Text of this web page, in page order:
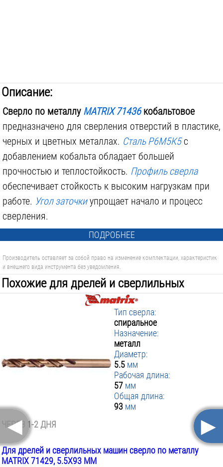
Описание:
Сверло по металлу MATRIX 71436кобальтовое
предназначено для сверления отверстий в пластике,
черных и цветных металлах. Сталь Р6М5К5с
добавлением кобальта обладает большей
прочностью и теплостойкость. Профиль сверла
обеспечивает стойкость к высоким нагрузкам при
работе. Угол заточкиупрощает начало и процесс
сверления.
ПОДРОБНЕЕ
Производитель оставляет за собой право на изменение комплектации, характеристик
и внешнего вида инструмента без уведомления.
Похожие для дрелей и сверлильных
машин:
Тип сверла:
спиральное
Назначение:
металл
Диаметр:
5.5 мм
Рабочая длина:
57 мм
Общая длина:
93 мм
ЧЕРЕЗ 1-2 ДНЯ
Для дрелей и сверлильных машин сверло по металлу
MATRIX 71429, 5.5Х93 ММ
◄ ►